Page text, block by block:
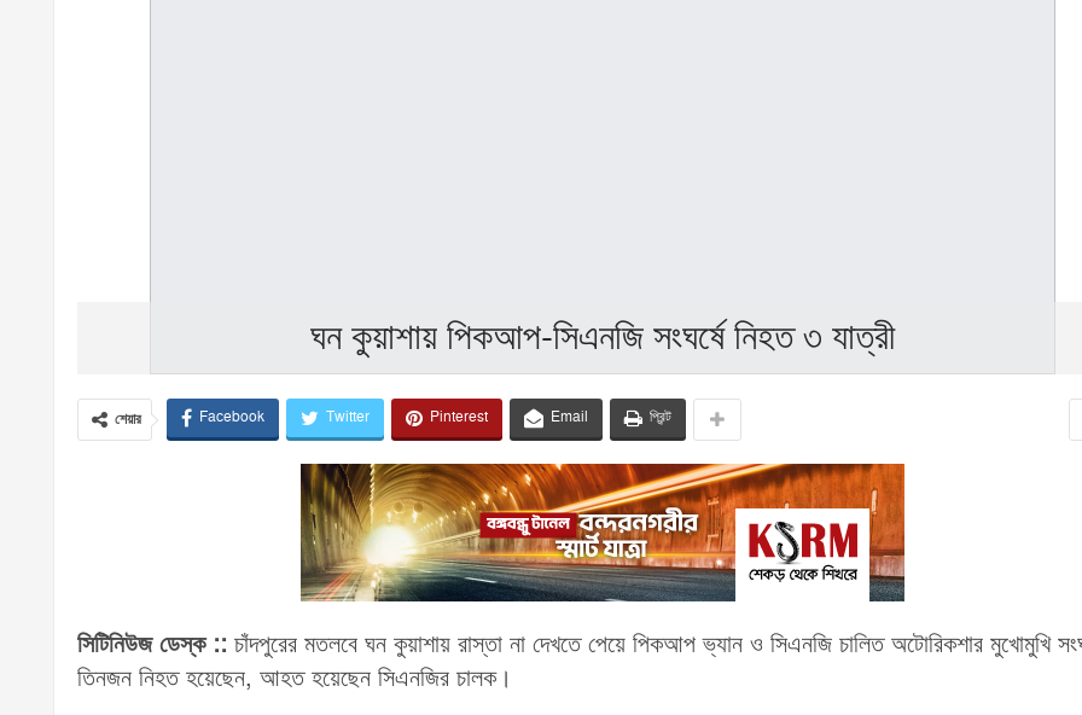
ঘন কুয়াশায় পিকআপ-সিএনজি সংঘর্ষে নিহত ৩ যাত্রী
শেয়ার Facebook Twitter Pinterest Email প্রিন্ট
সিটিনিউজ ডেস্ক :: চাঁদপুরের মতলবে ঘন কুয়াশায় রাস্তা না দেখতে পেয়ে পিকআপ ভ্যান ও সিএনজি চালিত অটোরিকশার মুখোমুখি
তিনজন নিহত হয়েছেন, আহত হয়েছেন সিএনজির চালক।